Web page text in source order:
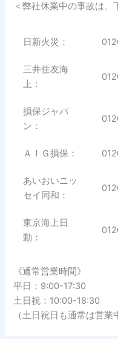
＜弊社休業中の事故は、
日新火災：
三井住友海
上：
損保ジャパ
ン：
ＡＩＧ損保：
あいおいニッ
セイ同和：
東京海上日
動：
《通常営業時間》
平日：9:00-17:30
土日祝：10:00-18:30
（土日祝日も通常は営業